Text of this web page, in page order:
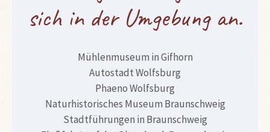
sich in der Umgebung an.
Mühlenmuseum in Gifhorn
Autostadt Wolfsburg
Phaeno Wolfsburg
Naturhistorisches Museum Braunschweig
Stadtführungen in Braunschweig